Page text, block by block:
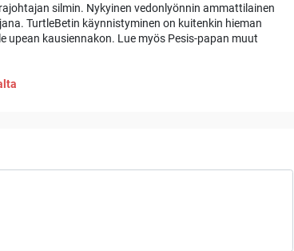
silmin. Nykyinen vedonlyönnin ammattilainen
TurtleBetin käynnistyminen on kuitenkin hieman
kausiennakon. Lue myös Pesis-papan muut